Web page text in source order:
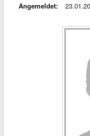
Angemeldet: